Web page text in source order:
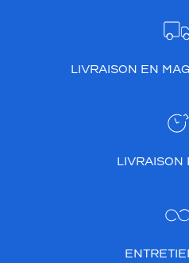
LIVRAISON EN
LIVRAISON